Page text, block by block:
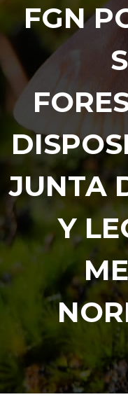
FGN
JUNTA
Y